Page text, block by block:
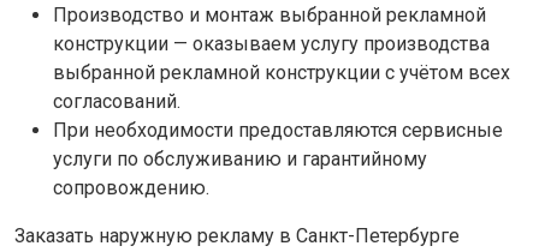
Производство и монтаж выбранной рекламной
конструкции — оказываем услугу производства
выбранной рекламной конструкции с учётом всех
согласований.
При необходимости предоставляются сервисные
услуги по обслуживанию и гарантийному
сопровождению.
Заказать наружную рекламу в Санкт-Петербурге